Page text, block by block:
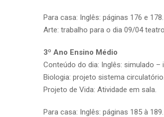
Para casa: Inglês: páginas 176 e 178.
Arte: trabalho para o dia 09/04 teatro.
3º Ano Ensino Médio
Conteúdo do dia: Inglês: simulado
Biologia: projeto sistema circulatório.
Projeto de Vida: Atividade em sala.
Para casa: Inglês: páginas 185 à 189.